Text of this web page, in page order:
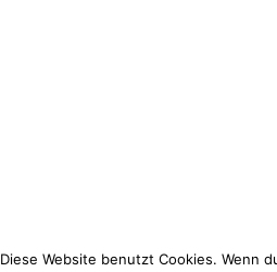
Diese Website benutzt Cookies. Wenn